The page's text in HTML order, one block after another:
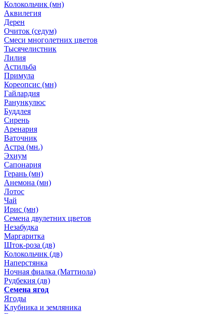
Колокольчик (мн)
Аквилегия
Дерен
Очиток (седум)
Смеси многолетних цветов
Тысячелистник
Лилия
Астильба
Примула
Кореопсис (мн)
Гайлардия
Ранункулюс
Буддлея
Сирень
Аренария
Ваточник
Астра (мн.)
Эхиум
Сапонария
Герань (мн)
Анемона (мн)
Лотос
Чай
Ирис (мн)
Семена двулетних цветов
Незабудка
Маргаритка
Шток-роза (дв)
Колокольчик (дв)
Наперстянка
Ночная фиалка (Маттиола)
Рудбекия (дв)
Семена ягод
Ягоды
Клубника и земляника